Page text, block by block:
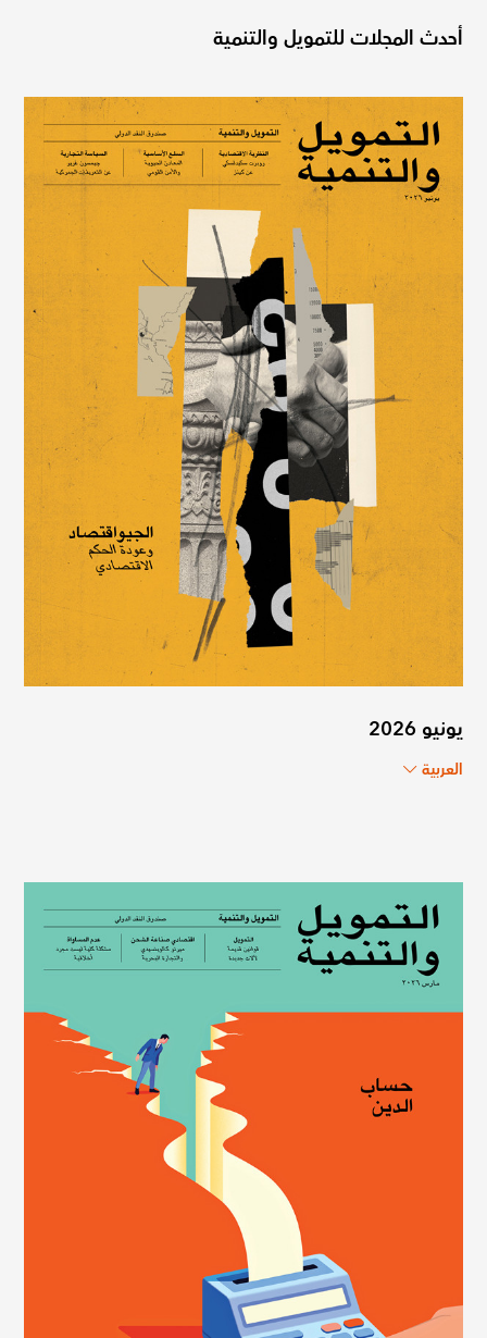
أحدث المجلات للتمويل والتنمية
يونيو 2026
العربية